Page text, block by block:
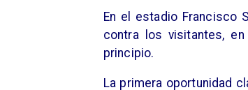
En el estadio Francisco
contra los visitantes,
principio.
La primera oportunidad